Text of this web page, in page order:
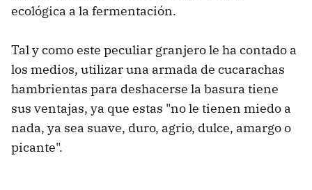
ecológica a la fermentación.
Tal y como este peculiar granjero le ha contado a
los medios, utilizar una armada de cucarachas
hambrientas para deshacerse la basura tiene
sus ventajas, ya que estas "no le tienen miedo a
nada, ya sea suave, duro, agrio, dulce, amargo o
picante".